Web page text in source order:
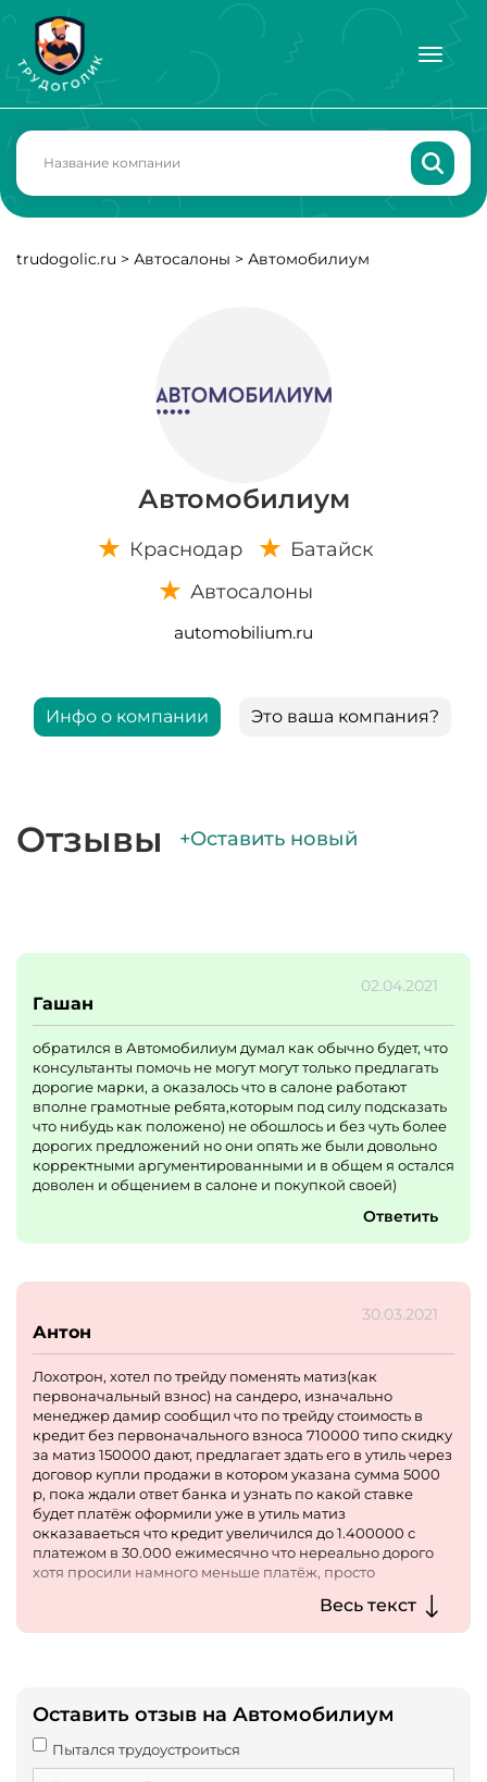
trudogolic.ru > Автосалоны > Автомобилиум
Автомобилиум
Краснодар
Батайск
Автосалоны
automobilium.ru
Инфо о компании Это ваша компания?
Отзывы +Оставить новый
02.04.2021
Гашан
обратился в Автомобилиум думал как обычно будет, что
консультанты помочь не могут могут только предлагать
дорогие марки, а оказалось что в салоне работают
вполне грамотные ребята,которым под силу подсказать
что нибудь как положено) не обошлось и без чуть более
дорогих предложений но они опять же были довольно
корректными аргументированными и в общем я остался
доволен и общением в салоне и покупкой своей)
Ответить
30.03.2021
Антон
Лохотрон, хотел по трейду поменять матиз(как
первоначальный взнос) на сандеро, изначально
менеджер дамир сообщил что по трейду стоимость в
кредит без первоначального взноса 710000 типо скидку
за матиз 150000 дают, предлагает здать его в утиль через
договор купли продажи в котором указана сумма 5000
р, пока ждали ответ банка и узнать по какой ставке
будет платёж оформили уже в утиль матиз
окказаваеться что кредит увеличился до 1.400000 с
платежом в 30.000 ежимесячно что нереально дорого
хотя просили намного меньше платёж, просто
посчитать, вообще пол дня в трубу, дак и документы на
матиз еле забрали типа мы документы подписали и
отдать его должны вернув им 10% от не совершенной
просто уничтожить этих менеджеров
Весь текст
Оставить отзыв на Автомобилиум
Пытался трудоустроиться